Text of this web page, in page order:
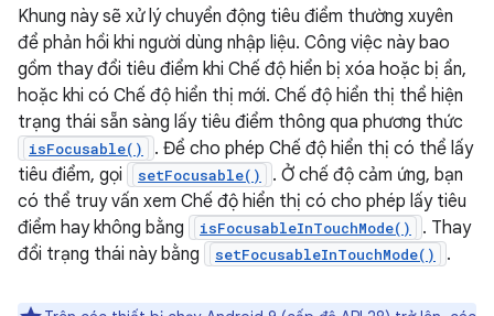
Khung này sẽ xử lý chuyển động tiêu điểm thường xuyên
để phản hồi khi người dùng nhập liệu. Công việc này bao
gồm thay đổi tiêu điểm khi Chế độ hiển bị xóa hoặc bị ẩn,
hoặc khi có Chế độ hiển thị mới. Chế độ hiển thị thể hiện
trạng thái sẵn sàng lấy tiêu điểm thông qua phương thức
isFocusable()
. Để cho phép Chế độ hiển thị có thể lấy
tiêu điểm, gọi
setFocusable()
. Ở chế độ cảm ứng, bạn
có thể truy vấn xem Chế độ hiển thị có cho phép lấy tiêu
điểm hay không bằng
isFocusableInTouchMode()
. Thay
đổi trạng thái này bằng
setFocusableInTouchMode() .